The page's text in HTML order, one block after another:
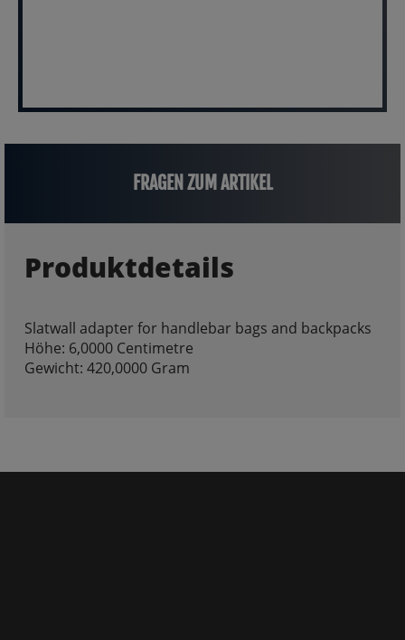
FRAGEN ZUM ARTIKEL
Produktdetails
Slatwall adapter for handlebar bags and backpacks
Höhe: 6,0000 Centimetre
Gewicht: 420,0000 Gram